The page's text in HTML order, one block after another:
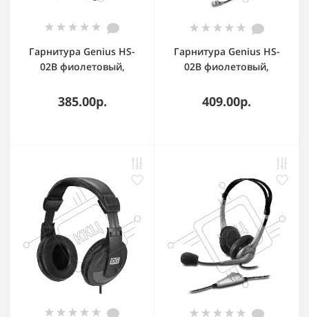
Гарнитура Genius HS-
02B фиолетовый,
385.00р.
Гарнитура Genius HS-
02B фиолетовый,
409.00р.